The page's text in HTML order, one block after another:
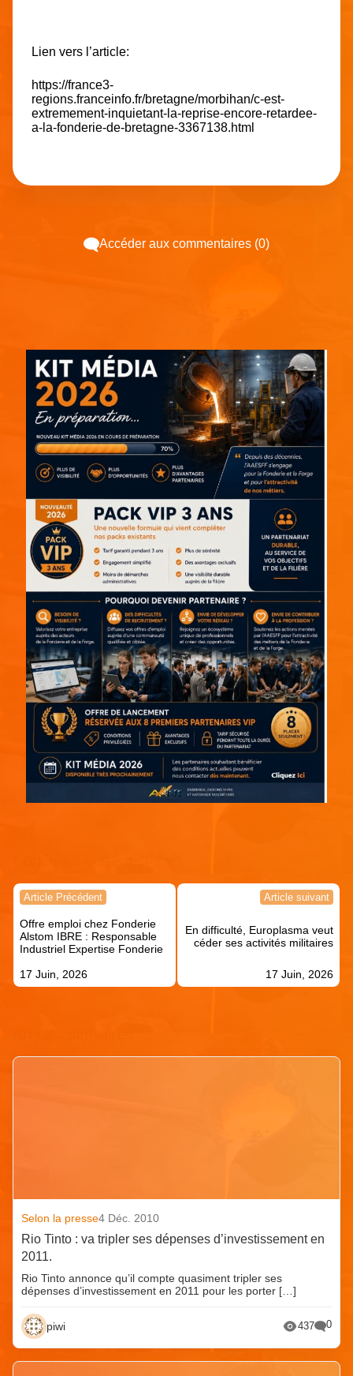
Lien vers l’article:
https://france3-
regions.franceinfo.fr/bretagne/morbihan/c-est-
extremement-inquietant-la-reprise-encore-retardee-
a-la-fonderie-de-bretagne-3367138.html
Accéder aux commentaires (0)
Navigation
l’article
Article Précédent
Offre emploi chez Fonderie
Alstom IBRE : Responsable
Industriel Expertise Fonderie
17 Juin, 2026
Article suivant
En difficulté, Europlasma veut
céder ses activités militaires
17 Juin, 2026
Selon la presse4 Déc. 2010
Rio Tinto : va tripler ses dépenses d’investissement en
2011.
Rio Tinto annonce qu’il compte quasiment tripler ses
dépenses d’investissement en 2011 pour les porter […]
piwi 437 0